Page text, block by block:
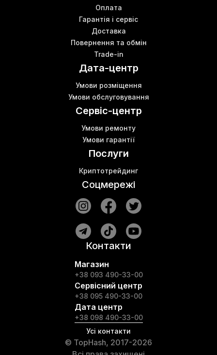
Оплата
Гарантія і сервіс
Доставка
Повернення та обмін
Trade-in
Дата-центр
Умови розміщення
Умови обслуговування
Сервіс-центр
Умови ремонту
Умови гарантії
Послуги
Криптотрейдинг
Соцмережі
Контакти
Магазин
+38 093 490-33-00
Сервісний центр
+38 095 490-33-00
Дата центр
+38 098 490-33-00
Усі контакти
© TopHash, 2017-2026